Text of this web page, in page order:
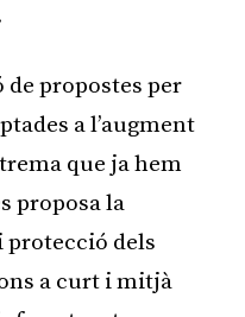
de propostes per
a l’augment
que ja hem
proposa la
protecció dels
a curt i mitjà